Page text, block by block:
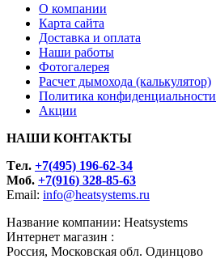
О компании
Карта сайта
Доставка и оплата
Наши работы
Фотогалерея
Расчет дымохода (калькулятор)
Политика конфиденциальности
Акции
НАШИ КОНТАКТЫ
Tел. +7(495) 196-62-34
Моб. +7(916) 328-85-63
Email: info@heatsystems.ru
Название компании: Heatsystems
Интернет магазин :
Россия, Московская обл. Одинцово